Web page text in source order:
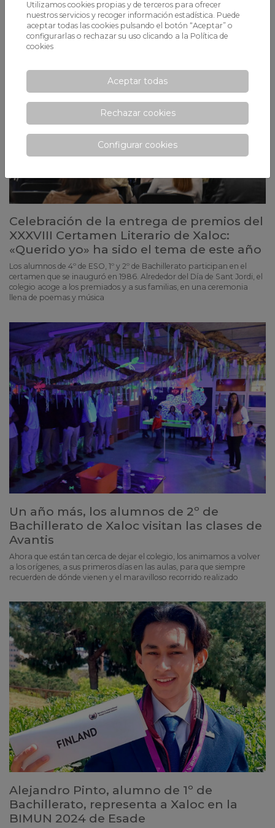
60 aniversario del colegio. ¡El comedor estaba lleno de gente!
Celebración de la entrega de premios del
XXXVIII Certamen Literario de Xaloc:
«Querido yo» ha sido el tema de este año
Los alumnos de 4º de ESO, 1º y 2º de Bachillerato participan en el
certamen que se inauguró en 1986. Alrededor del Día de Sant Jordi, el
colegio acoge a los premiados y a sus familias, en una ceremonia
llena de poemas y música
Un año más, los alumnos de 2º de
Bachillerato de Xaloc visitan las clases de
Avantis
Ahora que están tan cerca de dejar el colegio, los animamos a volver
a los orígenes, a sus primeros días en las aulas, para que siempre
recuerden de dónde vienen y el maravilloso recorrido realizado
Alejandro Pinto, alumno de 1º de
Bachillerato, representa a Xaloc en la
BIMUN 2024 de Esade
Utilizamos cookies propias y de terceros para ofrecer
nuestros servicios y recoger información estadística. Puede
aceptar todas las cookies pulsando el botón “Aceptar” o
configurarlas o rechazar su uso clicando a la Política de
cookies
Aceptar todas
Rechazar cookies
Configurar cookies